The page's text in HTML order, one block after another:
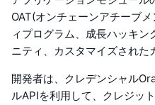
OAT(オンチェーンアチーブ
ィプログラム、成長ハッキ
ニティ、カスタマイズされた
開発者は、クレデンシャル
ルAPIを利用して、クレジッ